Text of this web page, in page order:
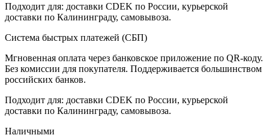
Подходит для: доставки CDEK по России, курьерской
доставки по Калининграду, самовывоза.
Система быстрых платежей (СБП)
Мгновенная оплата через банковское приложение по QR-коду.
Без комиссии для покупателя. Поддерживается большинством
российских банков.
Подходит для: доставки CDEK по России, курьерской
доставки по Калининграду, самовывоза.
Наличными